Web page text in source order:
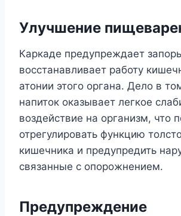
Улучшение
Каркаде предупреждает
восстанавливает работу
атонии этого органа. Дело в
напиток оказывает легкое
воздействие на организм, что
отрегулировать функцию
кишечника и предупредить
связанные с опорожнением.
Предупреждение